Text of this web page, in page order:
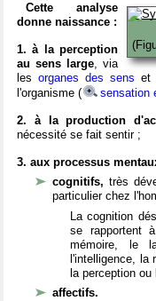
Cette analyse
donne naissance :
1. à la perception
au sens large, via
lesorganes des sens et
l'organisme (
sensation
2. à la production
nécessité se fait sentir ;
3. aux processus
cognitifs,très
particulier chez
La cognition
se rapportent
mémoire, le
l'intelligence, la
la perception
affectifs.